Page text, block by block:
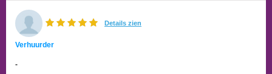
Details zien
Verhuurder
-